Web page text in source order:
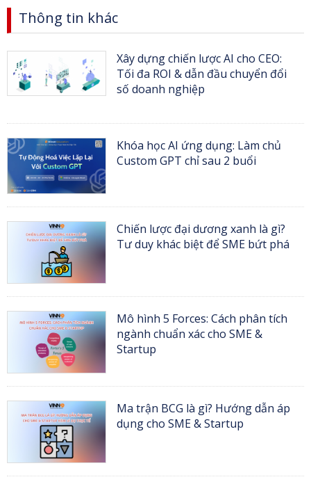
Thông tin khác
Xây dựng chiến lược AI cho CEO:
Tối đa ROI & dẫn đầu chuyển đổi
số doanh nghiệp
Khóa học AI ứng dụng: Làm chủ
Custom GPT chỉ sau 2 buổi
Chiến lược đại dương xanh là gì?
Tư duy khác biệt để SME bứt phá
Mô hình 5 Forces: Cách phân tích
ngành chuẩn xác cho SME &
Startup
Ma trận BCG là gì? Hướng dẫn áp
dụng cho SME & Startup